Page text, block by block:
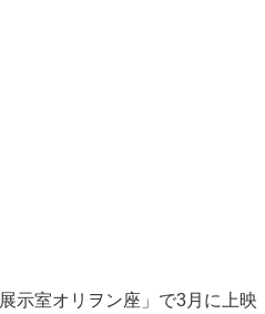
示室オリヲン座」で3月に上映